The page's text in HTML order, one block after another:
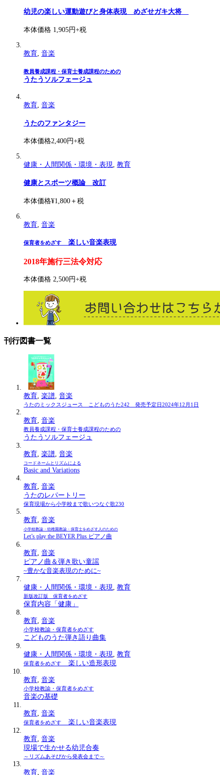
幼児の楽しい運動遊びと身体表現 めざせガキ大将
本体価格 1,905円+税
教育 音楽
教員養成課程・保育士養成課程のための
うたうソルフェージュ
教育, 音楽
うたのファンタジー
本体価格2,400円+税
健康・人間関係・環境・表現, 教育
健康とスポーツ概論 改訂
本体価格¥1,800＋税
教育 音楽
保育者をめざす 楽しい音楽表現
2018年施行三法令対応
本体価格 2,500円+税
刊行図書一覧
教育 楽譜 音楽
うたのミックスジュース こどものうた242 発売予定日2024年12月1日
教育 音楽
教員養成課程・保育士養成課程のための
うたうソルフェージュ
教育 楽譜 音楽
コードネームとリズムによる
Basic and Variations
教育 音楽
うたのレパートリー
保育現場から小学校まで歌いつなぐ歌230
教育 音楽
小学校教諭・幼稚園教諭・保育士をめざす人のための
Let’s play the BEYER Plus ピアノ曲
教育 音楽
ピアノ曲＆弾き歌い童謡
~豊かな音楽表現のために~
健康・人間関係・環境・表現 教育
新版改訂版 保育者をめざす
保育内容「健康」
教育 音楽
小学校教諭・保育者をめざす
こどものうた弾き語り曲集
健康・人間関係・環境・表現 教育
保育者をめざす 楽しい造形表現
教育 音楽
小学校教諭・保育者をめざす
音楽の基礎
教育 音楽
保育者をめざす 楽しい音楽表現
教育 音楽
現場で生かせる幼児合奏
～リズムあそびから発表会まで～
教育 音楽